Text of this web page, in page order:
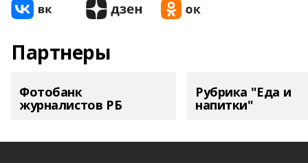
Партнеры
Фотобанк
журналистов РБ
Рубрика "Еда и
напитки"